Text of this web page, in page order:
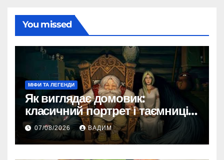
You missed
МІФИ ТА ЛЕГЕНДИ
Як виглядає домовик:
класичний портрет і таємниці
зовнішності
07/08/2026 ВАДИМ